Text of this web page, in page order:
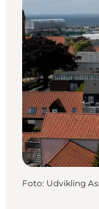
Foto: Udvikling